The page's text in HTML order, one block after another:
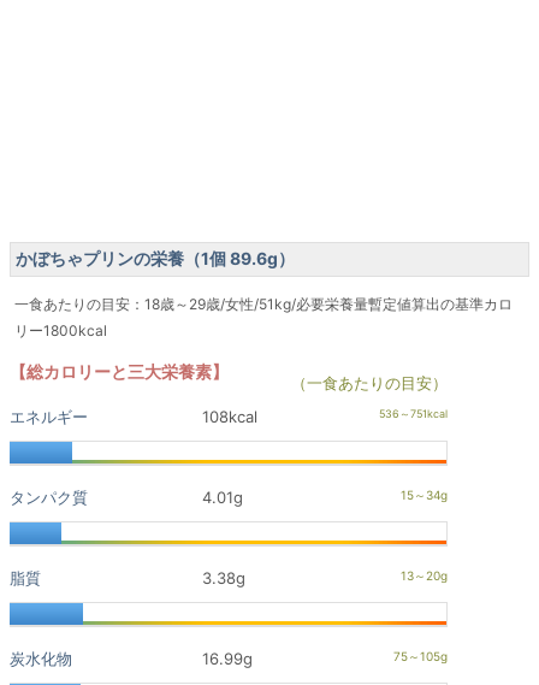
かぼちゃプリンの栄養（1個 89.6g）
一食あたりの目安：18歳～29歳/女性/51kg/必要栄養量暫定値算出の基準カロ
リー1800kcal
【総カロリーと三大栄養素】
（一食あたりの目安）
エネルギー
108kcal
タンパク質 4.01g
脂質 3.38g
炭水化物 16.99g